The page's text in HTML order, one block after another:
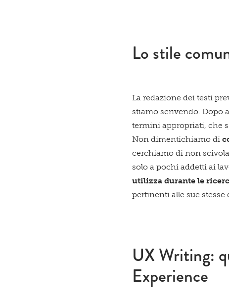
Lo stile
La redazione dei testi
stiamo scrivendo. Dopo
termini appropriati, che
Non dimentichiamo di
cerchiamo di non
solo a pochi addetti ai
utilizza durante le
pertinenti alle sue stesse
UX Writing:
Experience